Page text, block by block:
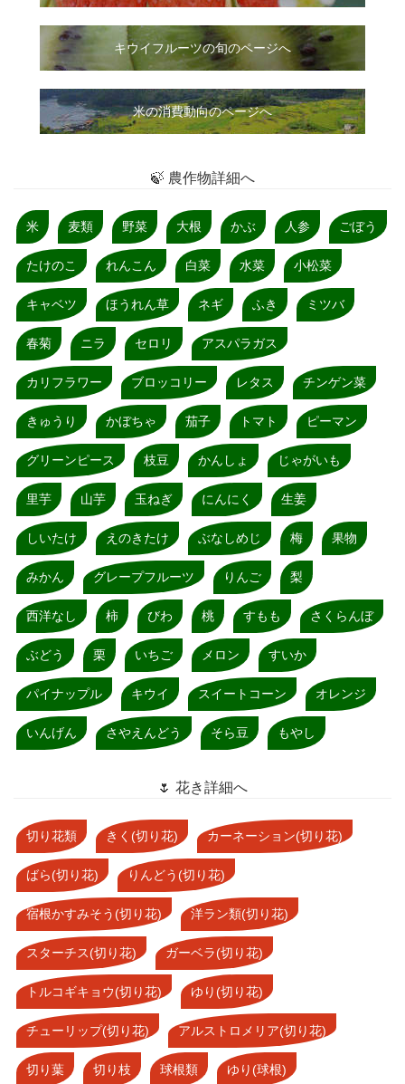
キウイフルーツの旬のページへ
米の消費動向のページへ
🍃 農作物詳細へ
米 麦類 野菜 大根 かぶ 人参 ごぼう
たけのこ れんこん 白菜 水菜 小松菜
キャベツ ほうれん草 ネギ ふき ミツバ
春菊 ニラ セロリ アスパラガス
カリフラワー ブロッコリー レタス チンゲン菜
きゅうり かぼちゃ 茄子 トマト ピーマン
グリーンピース 枝豆 かんしょ じゃがいも
里芋 山芋 玉ねぎ にんにく 生姜
しいたけ えのきたけ ぶなしめじ 梅 果物
みかん グレープフルーツ りんご 梨
西洋なし 柿 びわ 桃 すもも さくらんぼ
ぶどう 栗 いちご メロン すいか
パイナップル キウイ スイートコーン オレンジ
いんげん さやえんどう そら豆 もやし
🌷 花き詳細へ
切り花類 きく(切り花) カーネーション(切り花)
ばら(切り花) りんどう(切り花)
宿根かすみそう(切り花) 洋ラン類(切り花)
スターチス(切り花) ガーベラ(切り花)
トルコギキョウ(切り花) ゆり(切り花)
チューリップ(切り花) アルストロメリア(切り花)
切り葉 切り枝 球根類 ゆり(球根)